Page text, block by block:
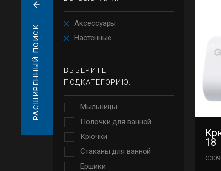
РАСШИРЕННЫЙ ПОИСК
Аксессуары
Настенные
ВЫБЕРИТЕ
ПОДКАТЕГОРИЮ:
Мыльницы
Полочки для ванной
Крючки
Стаканы для ванной
Ершики
18